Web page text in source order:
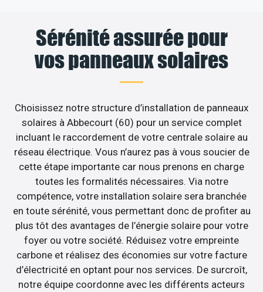
Sérénité assurée pour
vos panneaux solaires
Choisissez notre structure d’installation de panneaux
solaires à Abbecourt (60) pour un service complet
incluant le raccordement de votre centrale solaire au
réseau électrique. Vous n’aurez pas à vous soucier de
cette étape importante car nous prenons en charge
toutes les formalités nécessaires. Via notre
compétence, votre installation solaire sera branchée
en toute sérénité, vous permettant donc de profiter au
plus tôt des avantages de l’énergie solaire pour votre
foyer ou votre société. Réduisez votre empreinte
carbone et réalisez des économies sur votre facture
d’électricité en optant pour nos services. De surcroît,
notre équipe coordonne avec les différents acteurs